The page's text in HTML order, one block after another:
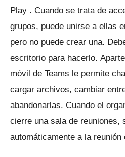
Play . Cuando se trata de
grupos, puede unirse a ellas
pero no puede crear una.
escritorio para hacerlo.
móvil de Teams le permite
cargar archivos, cambiar
abandonarlas. Cuando el
cierre una sala de reuniones,
automáticamente a la reunión